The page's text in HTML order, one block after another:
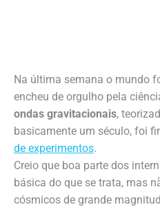
Na última semana o mundo
encheu de orgulho pela
ondas gravitacionais,
basicamente um século, foi
de experimentos.
Creio que boa parte dos
básica do que se trata, mas
cósmicos de grande